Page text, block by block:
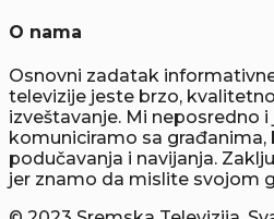
O nama
Osnovni zadatak
televizije jeste brzo,
izveštavanje. Mi neposredno
komuniciramo sa građanima,
podučavanja i navijanja.
jer znamo da mislite svojom